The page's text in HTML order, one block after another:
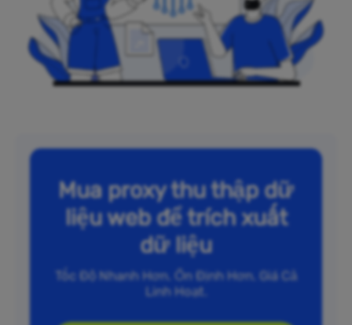
Mua proxy thu thập dữ
liệu web để trích xuất
dữ liệu
Tốc Độ Nhanh Hơn. Ổn Định Hơn. Giá Cả
Linh Hoạt.